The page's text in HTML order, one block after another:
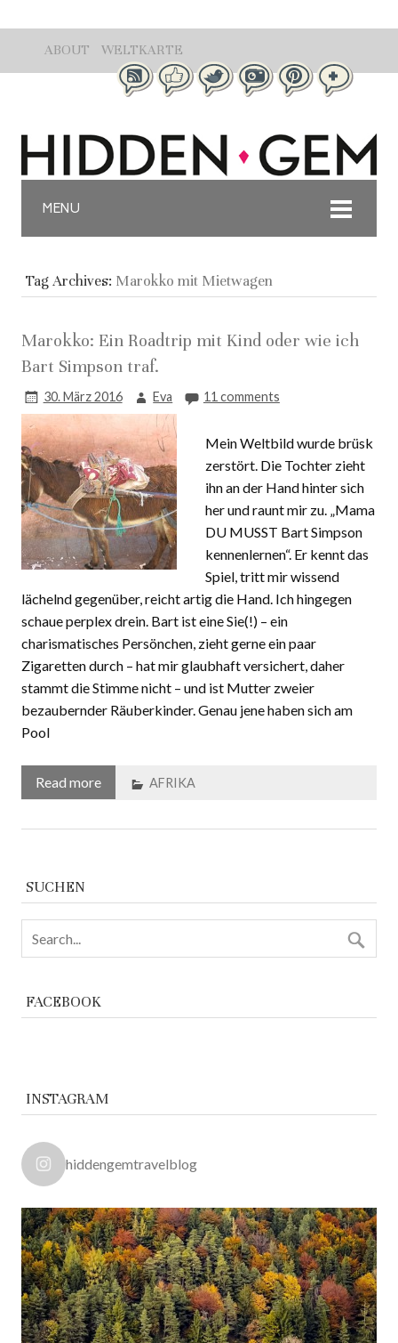
ABOUT WELTKARTE
MENU
Tag Archives: Marokko mit Mietwagen
Marokko: Ein Roadtrip mit Kind oder wie ich
Bart Simpson traf.
30. März 2016 Eva 11 comments
Mein Weltbild wurde brüsk
zerstört. Die Tochter zieht
ihn an der Hand hinter sich
her und raunt mir zu. „Mama
DU MUSST Bart Simpson
kennenlernen“. Er kennt das
Spiel, tritt mir wissend
lächelnd gegenüber, reicht artig die Hand. Ich hingegen
schaue perplex drein. Bart ist eine Sie(!) – ein
charismatisches Persönchen, zieht gerne ein paar
Zigaretten durch – hat mir glaubhaft versichert, daher
stammt die Stimme nicht – und ist Mutter zweier
bezaubernder Räuberkinder. Genau jene haben sich am
Pool
Read more AFRIKA
SUCHEN
FACEBOOK
INSTAGRAM
hiddengemtravelblog